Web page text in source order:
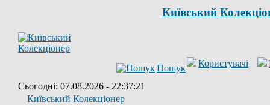
Київський
Пошук Користувачі
Сьогодні: 07.08.2026 - 22:37:21
Київський Колекціонер